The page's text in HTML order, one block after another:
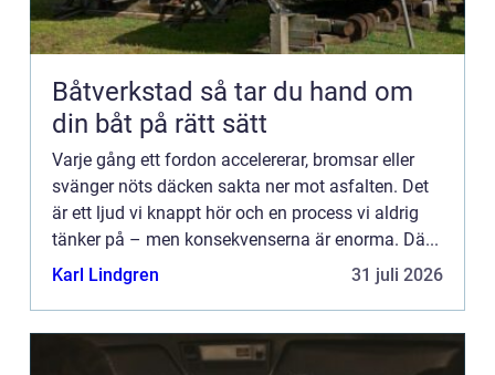
Båtverkstad så tar du hand om
din båt på rätt sätt
Varje gång ett fordon accelererar, bromsar eller
svänger nöts däcken sakta ner mot asfalten. Det
är ett ljud vi knappt hör och en process vi aldrig
tänker på – men konsekvenserna är enorma. Dä...
Karl Lindgren
31 juli 2026